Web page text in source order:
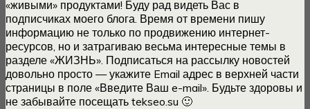
«живыми» продуктами! Буду рад видеть Вас в
подписчиках моего блога. Время от времени пишу
информацию не только по продвижению интернет-
ресурсов, но и затрагиваю весьма интересные темы в
разделе «ЖИЗНЬ». Подписаться на рассылку новостей
довольно просто — укажите Email адрес в верхней части
страницы в поле «Введите Ваш e-mail». Будьте здоровы и
не забывайте посещать tekseo.su 🙂